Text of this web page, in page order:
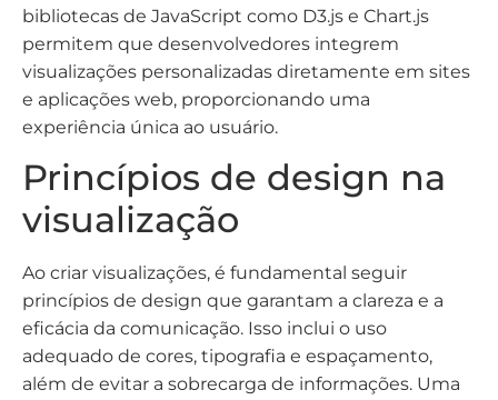
bibliotecas de JavaScript como D3.js e Chart.js
permitem que desenvolvedores integrem
visualizações personalizadas diretamente em sites
e aplicações web, proporcionando uma
experiência única ao usuário.
Princípios de design na
visualização
Ao criar visualizações, é fundamental seguir
princípios de design que garantam a clareza e a
eficácia da comunicação. Isso inclui o uso
adequado de cores, tipografia e espaçamento,
além de evitar a sobrecarga de informações. Uma